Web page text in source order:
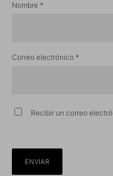
Nombre *
Correo electrónico *
Recibir un correo